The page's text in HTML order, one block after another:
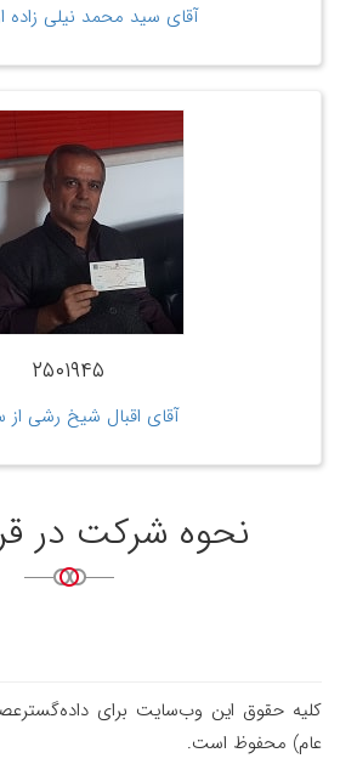
آقای سید محمد نیلی زاده
۲۵۰۱۹۴۵
آقای اقبال شیخ رشی از
نحوه شرکت در
کلیه حقوق این وب‌سایت برای
عام) محفوظ است.